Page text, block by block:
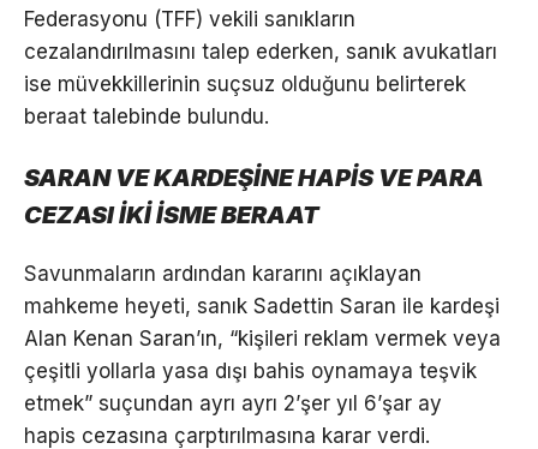
Federasyonu (TFF) vekili sanıkların
cezalandırılmasını talep ederken, sanık avukatları
ise müvekkillerinin suçsuz olduğunu belirterek
beraat talebinde bulundu.
SARAN VE KARDEŞİNE HAPİS VE PARA
CEZASI İKİ İSME BERAAT
Savunmaların ardından kararını açıklayan
mahkeme heyeti, sanık Sadettin Saran ile kardeşi
Alan Kenan Saran’ın, “kişileri reklam vermek veya
çeşitli yollarla yasa dışı bahis oynamaya teşvik
etmek” suçundan ayrı ayrı 2’şer yıl 6’şar ay
hapis cezasına çarptırılmasına karar verdi.